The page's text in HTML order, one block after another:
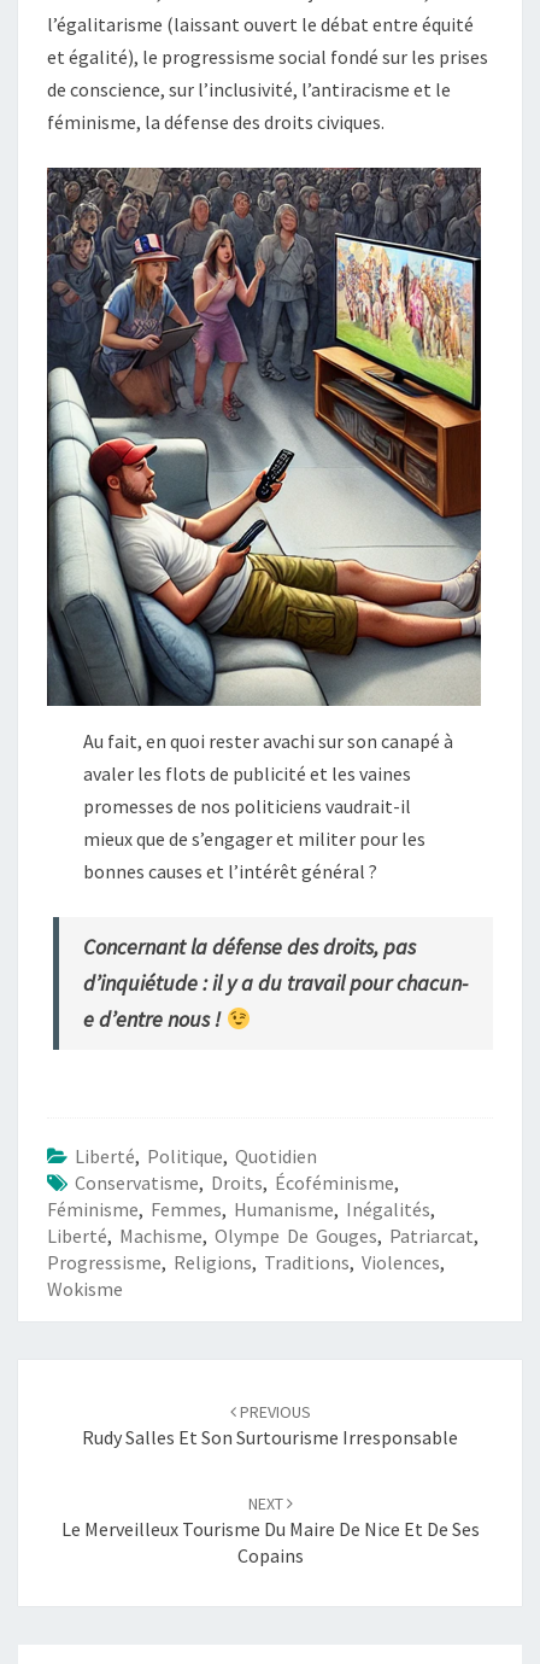
l’égalitarisme (laissant ouvert le débat entre équité
et égalité), le progressisme social fondé sur les prises
de conscience, sur l’inclusivité, l’antiracisme et le
féminisme, la défense des droits civiques.
Au fait, en quoi rester avachi sur son canapé à
avaler les flots de publicité et les vaines
promesses de nos politiciens vaudrait-il
mieux que de s’engager et militer pour les
bonnes causes et l’intérêt général ?
Concernant la défense des droits, pas
d’inquiétude : il y a du travail pour chacun-
e d’entre nous !
Liberté, Politique, Quotidien
Conservatisme, Droits, Écoféminisme,
Féminisme, Femmes, Humanisme, Inégalités,
Liberté, Machisme, Olympe De Gouges, Patriarcat,
Progressisme, Religions, Traditions, Violences,
Wokisme
PREVIOUS
Rudy Salles Et Son Surtourisme Irresponsable
NEXT
Le Merveilleux Tourisme Du Maire De Nice Et De Ses
Copains